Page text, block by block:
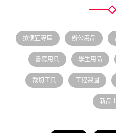
撿便宜專區 辦公用品
書寫用具 學生用品
裁切工具 工程製圖
新品